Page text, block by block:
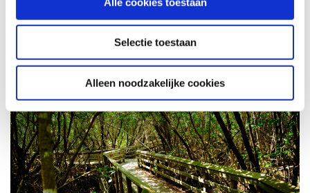
Selectie toestaan
Alleen noodzakelijke cookies
zelfvoorzienende camper op afgelegen plekken in en rond het park
kunt overnachten. Let op! Voor boondocking in de wildernis van